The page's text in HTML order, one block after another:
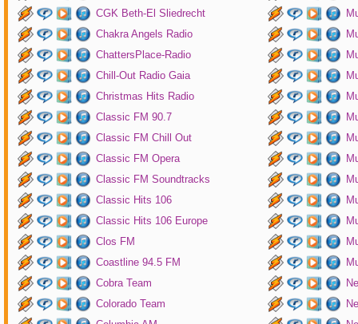
CGK Beth-El Sliedrecht
Chakra Angels Radio
ChattersPlace-Radio
Chill-Out Radio Gaia
Christmas Hits Radio
Classic FM 90.7
Classic FM Chill Out
Classic FM Opera
Classic FM Soundtracks
Classic Hits 106
Classic Hits 106 Europe
Clos FM
Coastline 94.5 FM
Cobra Team
Colorado Team